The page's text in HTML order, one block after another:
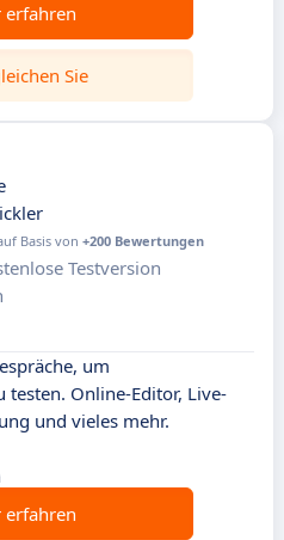
erfahren
Sie
Basis von +200 Bewertungen
Testversion
um
Online-Editor, Live-
und vieles mehr.
erfahren